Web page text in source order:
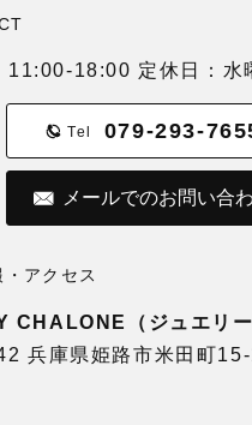
11:00-18:00 定休日：水
Tel 079-293-
メールでのお問い合
・アクセス
CHALONE（ジュエリー
兵庫県姫路市米田町